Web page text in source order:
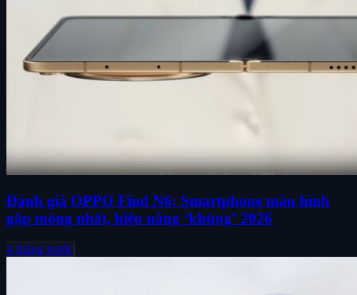
Đánh giá OPPO Find N6: Smartphone màn hình
gập mỏng nhất, hiệu năng ‘khủng’ 2026
4 tháng trước